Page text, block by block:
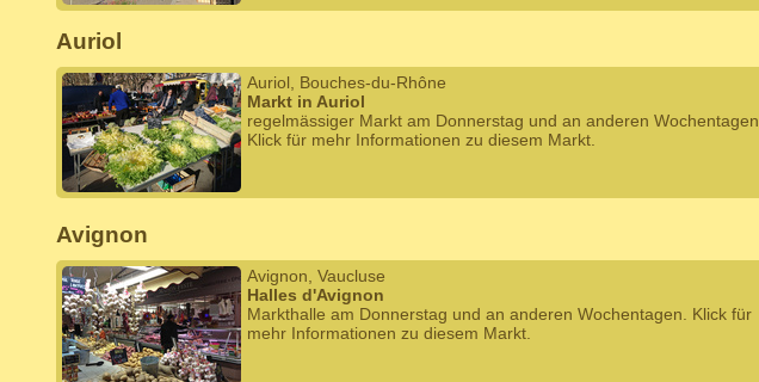
Auriol
Auriol, Bouches-du-Rhône
Markt in Auriol
regelmässiger Markt am Donnerstag und an anderen Wochentagen.
Klick für mehr Informationen zu diesem Markt.
Avignon
Avignon, Vaucluse
Halles d'Avignon
Markthalle am Donnerstag und an anderen Wochentagen. Klick für
mehr Informationen zu diesem Markt.